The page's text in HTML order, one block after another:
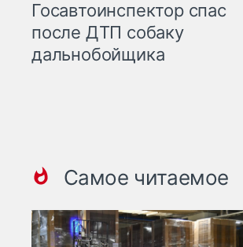
Госавтоинспектор спас
после ДТП собаку
дальнобойщика
Самое читаемое